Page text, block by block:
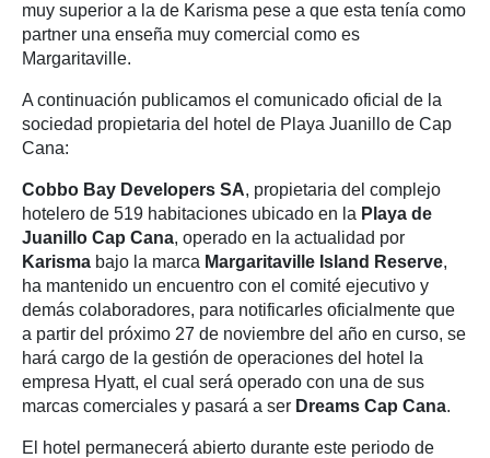
muy superior a la de Karisma pese a que esta tenía como
partner una enseña muy comercial como es
Margaritaville.
A continuación publicamos el comunicado oficial de la
sociedad propietaria del hotel de Playa Juanillo de Cap
Cana:
Cobbo Bay Developers SA, propietaria del complejo
hotelero de 519 habitaciones ubicado en la Playa de
Juanillo Cap Cana, operado en la actualidad por
Karisma bajo la marca Margaritaville Island Reserve,
ha mantenido un encuentro con el comité ejecutivo y
demás colaboradores, para notificarles oficialmente que
a partir del próximo 27 de noviembre del año en curso, se
hará cargo de la gestión de operaciones del hotel la
empresa Hyatt, el cual será operado con una de sus
marcas comerciales y pasará a ser Dreams Cap Cana.
El hotel permanecerá abierto durante este periodo de